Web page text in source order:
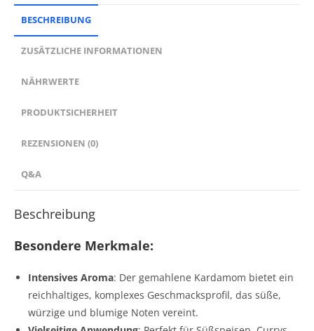
BESCHREIBUNG
ZUSÄTZLICHE INFORMATIONEN
NÄHRWERTE
PRODUKTSICHERHEIT
REZENSIONEN (0)
Q&A
Beschreibung
Besondere Merkmale:
Intensives Aroma: Der gemahlene Kardamom bietet ein
reichhaltiges, komplexes Geschmacksprofil, das süße,
würzige und blumige Noten vereint.